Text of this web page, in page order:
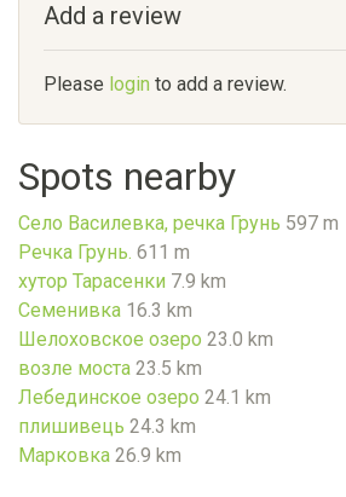
Add a review
Please login to add a review.
Spots nearby
Село Василевка, речка Грунь 597 m
Речка Грунь. 611 m
хутор Тарасенки 7.9 km
Семенивка 16.3 km
Шелоховское озеро 23.0 km
возле моста 23.5 km
Лебединское озеро 24.1 km
плишивець 24.3 km
Марковка 26.9 km